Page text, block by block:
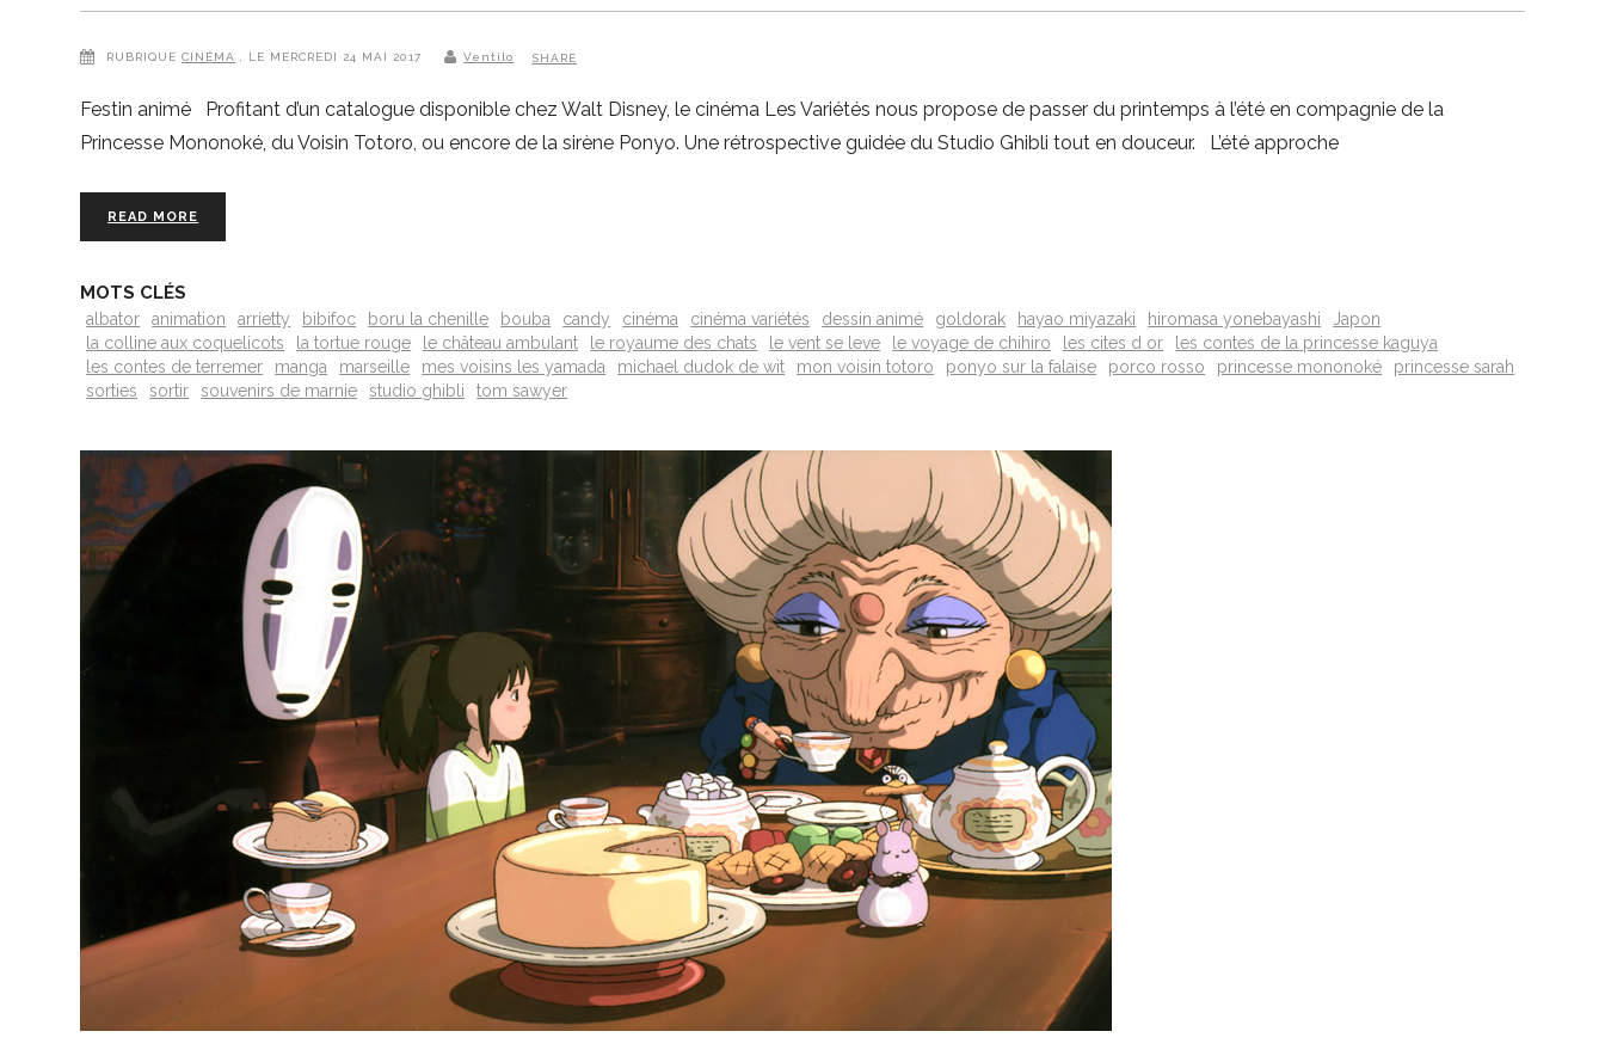
RUBRIQUE CINÉMA , LE MERCREDI 24 MAI 2017 Ventilo SHARE
Festin animé Profitant d’un catalogue disponible chez Walt Disney, le cinéma Les Variétés nous propose de passer du printemps à l’été en compagnie de la
Princesse Mononoké, du Voisin Totoro, ou encore de la sirène Ponyo. Une rétrospective guidée du Studio Ghibli tout en douceur. L’été approche
READ MORE
MOTS CLÉS
albator animation arrietty bibifoc boru la chenille bouba candy cinéma cinéma variétés dessin animé goldorak hayao miyazaki hiromasa yonebayashi
Japon
la colline aux coquelicots
la tortue rouge le château ambulant le royaume des chats le vent se leve le voyage de chihiro les cites d or
les contes de la princesse kaguya
les contes de terremer
manga marseille mes voisins les yamada michael dudok de wit mon voisin totoro ponyo sur la falaise porco rosso princesse mononoké
princesse sarah
sorties
sortir souvenirs de marnie studio ghibli tom sawyer